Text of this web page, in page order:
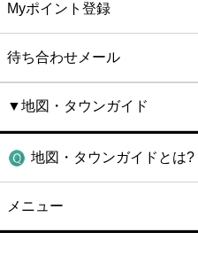
Myポイント登録
待ち合わせメール
▼地図・タウンガイド
地図・タウンガイドとは?
メニュー